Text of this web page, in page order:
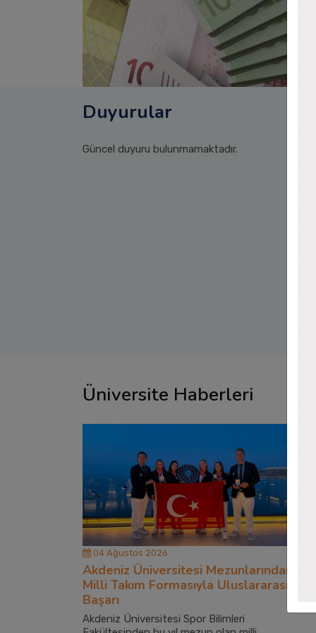
Duyurular
Güncel duyuru bulunmamaktadır.
Üniversite Haberleri
04 Ağustos 2026
Akdeniz Üniversitesi Mezunlarından
Milli Takım Formasıyla Uluslararası
Başarı
Akdeniz Üniversitesi Spor Bilimleri